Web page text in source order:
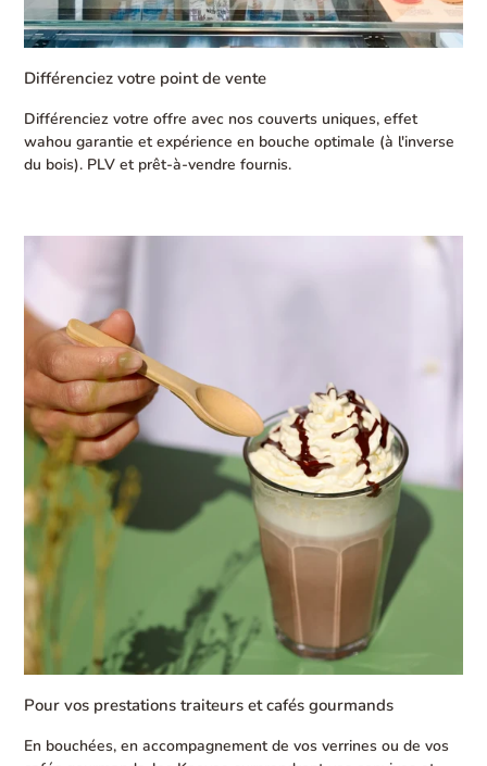
Différenciez votre point de vente
Différenciez votre offre avec nos couverts uniques, effet
wahou garantie et expérience en bouche optimale (à l'inverse
du bois). PLV et prêt-à-vendre fournis.
Pour vos prestations traiteurs et cafés gourmands
En bouchées, en accompagnement de vos verrines ou de vos